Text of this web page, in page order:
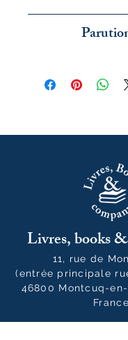
Livres, books
11, rue de
(entrée principale
46800 Montcuq-
France